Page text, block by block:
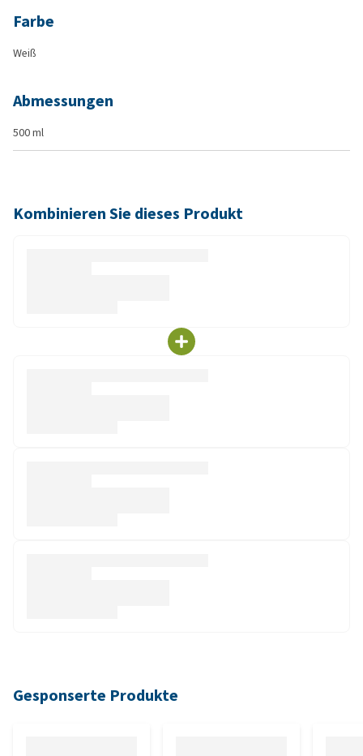
Farbe
Weiß
Abmessungen
500 ml
Kombinieren Sie dieses Produkt
Gesponserte Produkte